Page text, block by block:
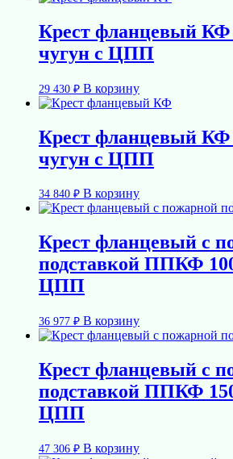
Крест фланцевый КФ
чугун с ЦПП
29 430 ₽ В корзину
Крест фланцевый КФ
чугун с ЦПП
34 840 ₽ В корзину
Крест фланцевый с
подставкой ППКФ
ЦПП
36 977 ₽ В корзину
Крест фланцевый с
подставкой ППКФ
ЦПП
47 306 ₽ В корзину